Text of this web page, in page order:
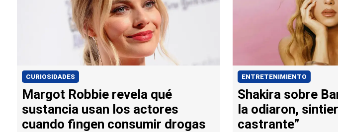
CURIOSIDADES
Margot Robbie revela qué
sustancia usan los actores
cuando fingen consumir drogas
ENTRETENIMIENTO
Shakira sobre
la odiaron,
castrante”